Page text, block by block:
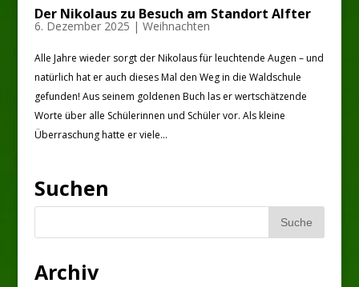
Der Nikolaus zu Besuch am Standort Alfter
6. Dezember 2025 | Weihnachten
Alle Jahre wieder sorgt der Nikolaus für leuchtende Augen – und
natürlich hat er auch dieses Mal den Weg in die Waldschule
gefunden! Aus seinem goldenen Buch las er wertschätzende
Worte über alle Schülerinnen und Schüler vor. Als kleine
Überraschung hatte er viele...
Suchen
Archiv